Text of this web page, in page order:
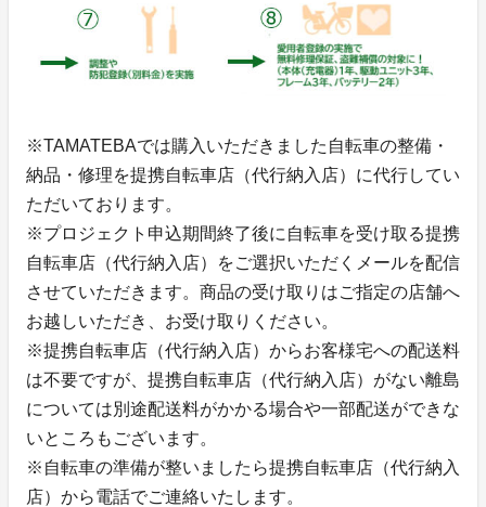
※TAMATEBAでは購入いただきました自転車の整備・
納品・修理を提携自転車店（代行納入店）に代行してい
ただいております。
※プロジェクト申込期間終了後に自転車を受け取る提携
自転車店（代行納入店）をご選択いただくメールを配信
させていただきます。商品の受け取りはご指定の店舗へ
お越しいただき、お受け取りください。
※提携自転車店（代行納入店）からお客様宅への配送料
は不要ですが、提携自転車店（代行納入店）がない離島
については別途配送料がかかる場合や一部配送ができな
いところもございます。
※自転車の準備が整いましたら提携自転車店（代行納入
店）から電話でご連絡いたします。